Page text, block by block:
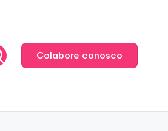
Colabore conosco